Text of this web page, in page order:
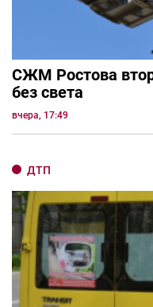
СЖМ Ростова
без света
вчера, 17:49
ДТП